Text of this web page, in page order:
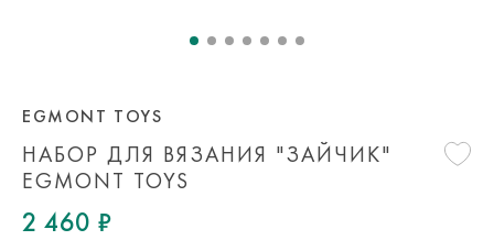
НАБОР ДЛЯ ВЯЗАНИЯ "ЗАЙЧИК"
EGMONT TOYS
EGMONT TOYS
2 460 ₽